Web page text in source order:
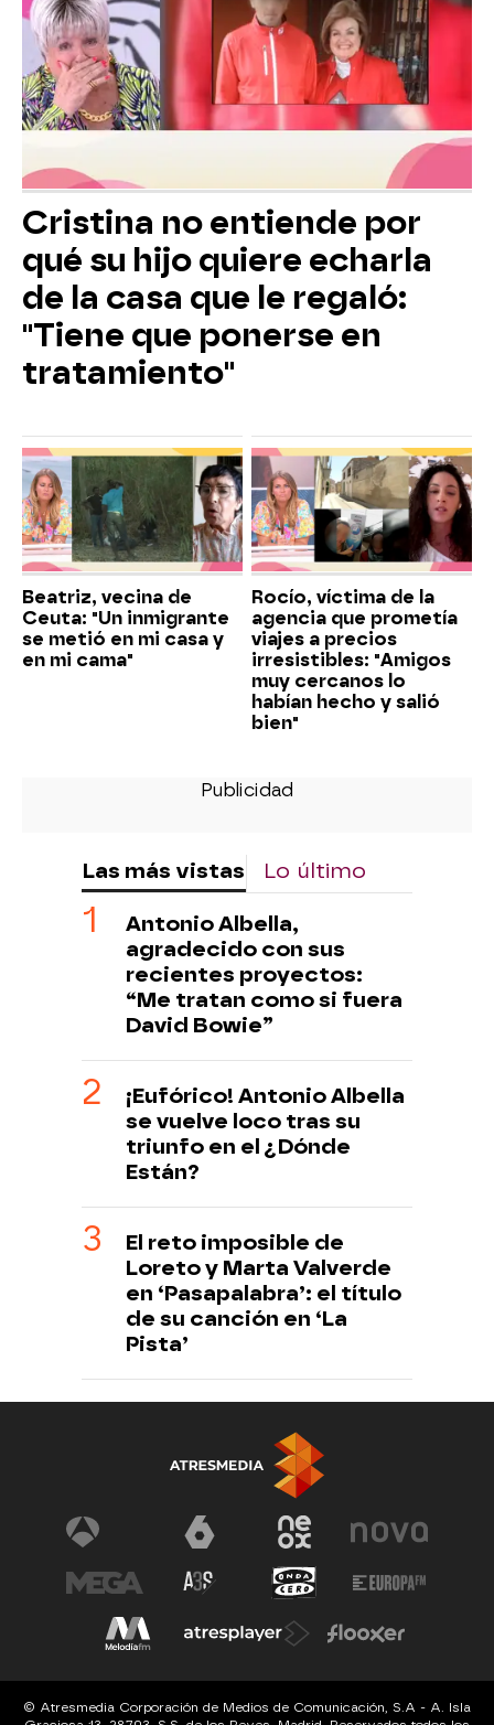
Cristina no entiende por
qué su hijo quiere echarla
de la casa que le regaló:
"Tiene que ponerse en
tratamiento"
Beatriz, vecina de
Ceuta: "Un inmigrante
se metió en mi casa y
en mi cama"
Rocío, víctima de la
agencia que prometía
viajes a precios
irresistibles: "Amigos
muy cercanos lo
habían hecho y salió
bien"
Las más vistas Lo último
Antonio Albella,
agradecido con sus
recientes proyectos:
“Me tratan como si fuera
David Bowie”
¡Eufórico! Antonio Albella
se vuelve loco tras su
triunfo en el ¿Dónde
Están?
El reto imposible de
Loreto y Marta Valverde
en ‘Pasapalabra’: el título
de su canción en ‘La
Pista’
© Atresmedia Corporación de Medios de Comunicación, S.A - A. Isla